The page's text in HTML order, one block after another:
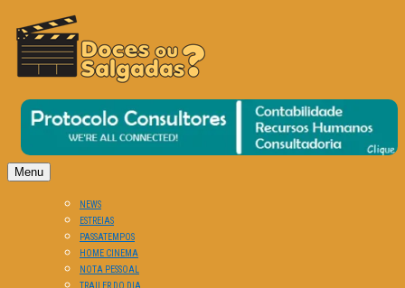
DOCES OU SALGADAS?
O Cinema? Uma Paixão!!
Menu
NEWS
ESTREIAS
PASSATEMPOS
HOME CINEMA
NOTA PESSOAL
TRAILER DO DIA